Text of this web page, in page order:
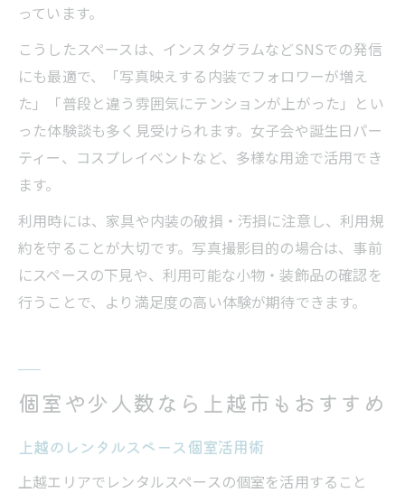
っています。
こうしたスペースは、インスタグラムなどSNSでの発信
にも最適で、「写真映えする内装でフォロワーが増え
た」「普段と違う雰囲気にテンションが上がった」とい
った体験談も多く見受けられます。女子会や誕生日パー
ティー、コスプレイベントなど、多様な用途で活用でき
ます。
利用時には、家具や内装の破損・汚損に注意し、利用規
約を守ることが大切です。写真撮影目的の場合は、事前
にスペースの下見や、利用可能な小物・装飾品の確認を
行うことで、より満足度の高い体験が期待できます。
個室や少人数なら上越市もおすすめ
上越のレンタルスペース個室活用術
上越エリアでレンタルスペースの個室を活用すること